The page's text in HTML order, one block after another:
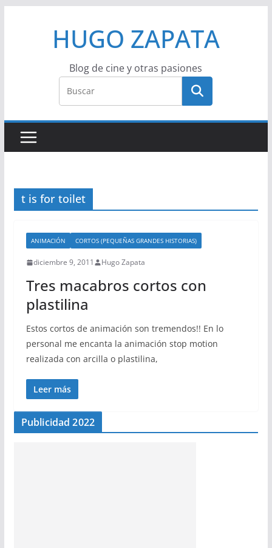
HUGO ZAPATA
Blog de cine y otras pasiones
t is for toilet
ANIMACIÓN CORTOS (PEQUEÑAS GRANDES HISTORIAS)
diciembre 9, 2011 Hugo Zapata
Tres macabros cortos con
plastilina
Estos cortos de animación son tremendos!! En lo
personal me encanta la animación stop motion
realizada con arcilla o plastilina,
Leer más
Publicidad 2022